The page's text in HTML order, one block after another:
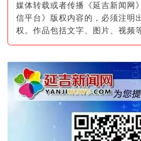
媒体转载或者传播《延吉新闻网
信平台》版权内容的，必须注明
权。作品包括文字、图片 、视频